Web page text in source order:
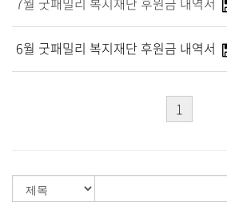
수정구
상대원3동,하대원
목현동
태전동
6월 굿패밀리 복지재단 후원금 내역서
1